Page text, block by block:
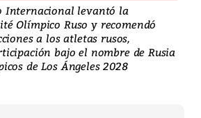
Internacional levantó la
Olímpico Ruso y recomendó
a los atletas rusos,
bajo el nombre de Rusia
de Los Ángeles 2028